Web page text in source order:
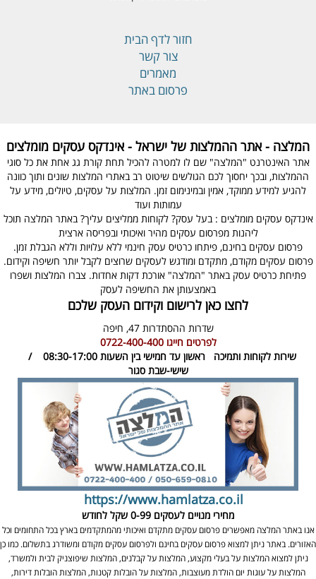
חזור לדף הבית
צור קשר
מאמרים
פרסום באתר
המלצה - אתר ההמלצות של ישראל - אינדקס עסקים מומלצים
אתר האינטרנט "המלצה" שם לו למטרה להכיל תחת קורת גג אחת את כל סוגי
ההמלצות, ובכך יחסוך לכם הגולשים שיטוט רב באתרי המלצות שונים ותוך כוונה
להגיע למידע ממוקד, אמין ובמינימום זמן. המלצות על עסקים, טיולים, מידע על
עמותות ועוד
אינדקס עסקים מומלצים : בעל עסק? לקוחות ממליצים עליך? באתר המלצה תוכל
ליהנות מפרסום עסקים מהיר ואיכותי ובפריסה ארצית
פרסום עסקים בחינם, פיתחו כרטיס עסק חינמי ללא עלויות וללא הגבלת זמן.
פרסום עסקים מקודם, מתקדם ומודגש לעסקים שרוצים לקבל יותר חשיפה וקידום.
פתיחת כרטיס עסק באתר "המלצה" אורכת דקות אחדות. צברו המלצות ושפרו
באמצעותן את החשיפה לעסק
לחצו כאן לרישום וקידום העסק שלכם
שדרות ההסתדרות 47,
חיפה
לפרטים חייגו0722-400-400
שירות לקוחות ותמיכה
ראשון עד חמישי בין השעות 08:30-17:00 /
שישי-שבת סגור
https://www.hamlatza.co.il
מחירי מנויים לעסקים 0-99 שקל לחודש
אנו באתר המלצה מאפשרים פרסום עסקים מתקדם ואיכותי מהמתקדמים בארץ בכל התחומים וכל
האזורים. באתר ניתן למצוא פרסום עסקים בחינם ולפרסום עסקים מקודם ומשודרג בתשלום. כמו כן
ניתן למצוא המלצות על בעלי מקצוע, המלצות על קבלנים, המלצות שיפוצניק לבית ולמשרד,
המלצות על עוגות יום הולדת מעוצבות, המלצות על הובלות קטנות, המלצות הובלות דירות,